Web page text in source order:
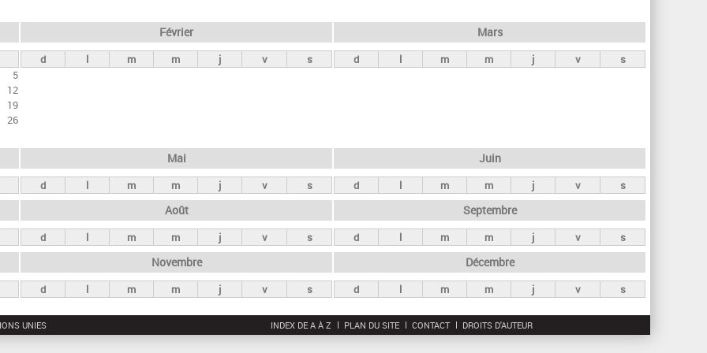
r
c
5
12
19
26
Février
d l m m j v s
Mars
d l m m j v s
Mai
d l m m j v s
Juin
d l m m j v s
Août
d l m m j v s
Septembre
d l m m j v s
Novembre
d l m m j v s
Décembre
d l m m j v s
UNIES INDEX DE A À Z PLAN DU SITE CONTACT DROITS D'AUTEUR